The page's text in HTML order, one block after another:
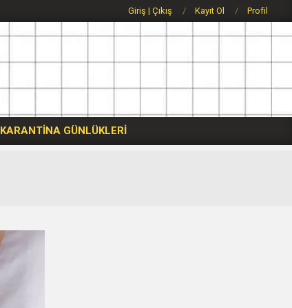
Giriş | Çıkış Kayıt Ol Profil
KARANTİNA GÜNLÜKLERİ